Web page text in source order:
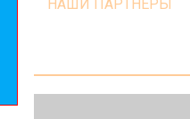
НАШИ ПАРТНЕРЫ